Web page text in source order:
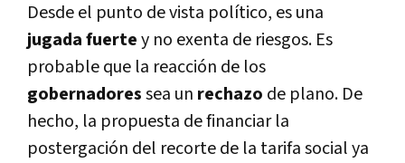
Desde el punto de vista polí­tico, es una
jugada fuertey no exenta de riesgos. Es
probable que la reacción de los
gobernadoressea un rechazo de plano. De
hecho, la propuesta de financiar la
postergación del recorte de la tarifa social ya